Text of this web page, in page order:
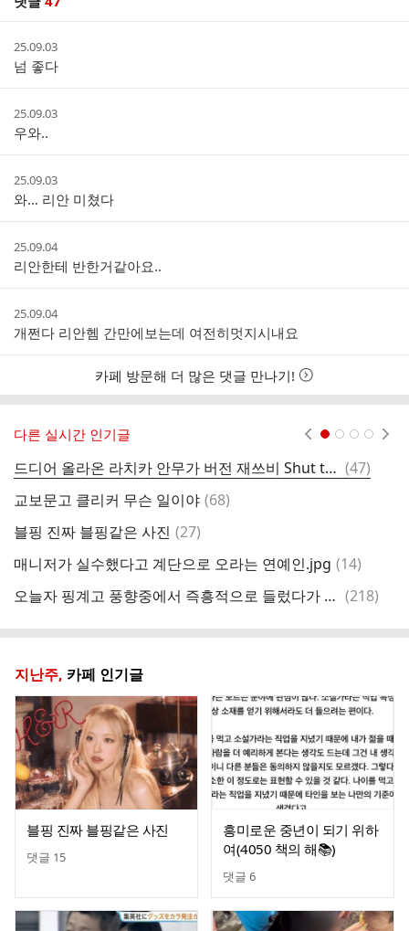
스
작
성
시
간
25.09.03
넘 좋다
작
성
시
간
25.09.03
우와..
작
성
시
간
25.09.03
와… 리안 미쳤다
작
성
시
간
25.09.04
리안한테 반한거같아요..
작
성
시
간
25.09.04
개쩐다 리안헴 간만에보는데 여전히멋지시내요
카페 방문해 더 많은 댓글 만나기!
다른 실시간 인기글
드디어 올라온 라치카 안무가 버전 재쓰비 Shut that 댓
글
(47)
교보문고 클리커 무슨 일이야 댓
(68)
블핑 진짜 블핑같은 사진 댓
(27)
매니저가 실수했다고 계단으로 오라는 연예인.jpg 댓
(14)
오늘자 핑계고 풍향중에서 즉흥적으로 들렀다가 출연진들 충격받은 지역.jpg 댓
(218)
지난주, 카페 인기글
블핑 진짜 블핑같은 사진
댓글 15
흥미로운 중년이 되기 위하
여(4050 책의 해📚)
댓글 6